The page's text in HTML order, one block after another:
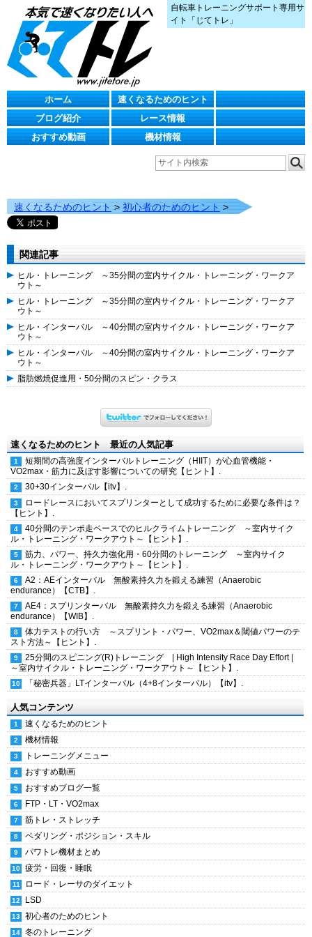
自転車トレーニングサポート専用サ
イト「じてトレ」
ホーム
速くなるためのヒント
ブログ紹介
レース情報
おすすめ動画
機材情報
速くなるためのヒント > 初心者のためのヒント >
関連記事
ヒル・トレーニング ～35分間の室内サイクル・トレーニング・ワークア
ウト～
ヒル・トレーニング ～35分間の室内サイクル・トレーニング・ワークア
ウト～
ヒル・インターバル ～40分間の室内サイクル・トレーニング・ワークア
ウト～
ヒル・インターバル ～40分間の室内サイクル・トレーニング・ワークア
ウト～
脂肪燃焼促進用・50分間のスピン・クラス
速くなるためのヒント 最近の人気記事
短期間の高強度インターバルトレーニング（HIIT）が心血管機能・
VO2max・筋力に及ぼす影響についての研究【ヒント】.
30+30インターバル【itv】.
ロードレースにおいてスプリンターとして成功するために必要な条件は？
【ヒント】.
40分間のテンポ走ペースでのヒルクライムトレーニング ～室内サイク
ル・トレーニング・ワークアウト～【ヒント】.
筋力、パワー、持久力強化用・60分間のトレーニング ～室内サイク
ル・トレーニング・ワークアウト～【ヒント】.
A2：AEインターバル 無酸素持久力を鍛える練習（Anaerobic
endurance）【CTB】.
AE4：スプリンターバル 無酸素持久力を鍛える練習（Anaerobic
endurance）【WIB】.
体力テストの行い方 ～スプリント・パワー、VO2max＆閾値パワーのテ
スト方法～【ヒント】.
25分間のスピニング(R)トレーニング | High Intensity Race Day Effort |
～室内サイクル・トレーニング・ワークアウト～【ヒント】.
「秘密兵器」LTインターバル（4+8インターバル）【itv】.
人気コンテンツ
速くなるためのヒント
機材情報
トレーニングメニュー
おすすめ動画
おすすめブログ一覧
FTP・LT・VO2max
筋トレ・ストレッチ
ペダリング・ポジション・スキル
パワトレ機材まとめ
疲労・回復・睡眠
ロード・レーサのダイエット
LSD
初心者のためのヒント
冬のトレーニング